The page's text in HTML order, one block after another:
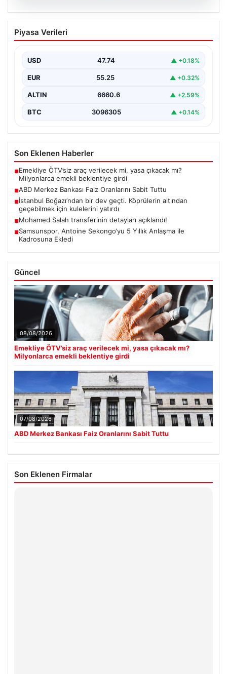
07.08.2026
ABD Merkez Bankası Faiz Oranlarını
Sabit Tuttu
uyumlu olarak politika faiz oranını değiştirmeyerek
yüzde…
Piyasa Verileri
USD 47.74 ▲ +0.18%
EUR 55.25 ▲ +0.32%
ALTIN 6660.6 ▲ +2.59%
BTC 3096305 ▲ +0.14%
Son Eklenen Haberler
■Emekliye ÖTV’siz araç verilecek mi, yasa çıkacak mı?
Milyonlarca emekli beklentiye girdi
■ABD Merkez Bankası Faiz Oranlarını Sabit Tuttu
■İstanbul Boğazı’ndan bir dev geçti. Köprülerin altından
geçebilmek için kulelerini yatırdı
■Mohamed Salah transferinin detayları açıklandı!
■Samsunspor, Antoine Sekongo’yu 5 Yıllık Anlaşma ile
Kadrosuna Ekledi
Güncel
08/08/2026
Emekliye ÖTV’siz araç verilecek mi, yasa çıkacak mı?
Milyonlarca emekli beklentiye girdi
07/08/2026
ABD Merkez Bankası Faiz Oranlarını Sabit Tuttu
Son Eklenen Firmalar